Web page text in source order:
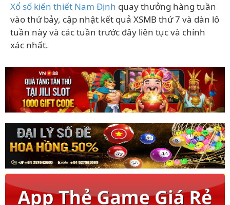
Xổ số kiến thiết Nam Định quay thưởng hàng tuần
vào thứ bảy, cập nhật kết quả XSMB thứ 7 và dàn lô
tuần này và các tuần trước đây liên tục và chính
xác nhất.